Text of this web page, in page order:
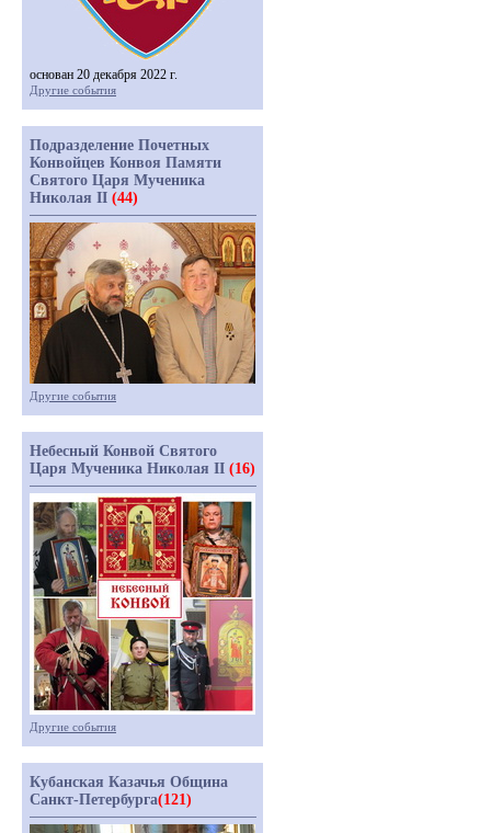
основан 20 декабря 2022 г.
Другие события
Подразделение Почетных
Конвойцев Конвоя Памяти
Святого Царя Мученика
Николая II (44)
Другие события
Небесный Конвой Святого
Царя Мученика Николая II (16)
Другие события
Кубанская Казачья Община
Санкт-Петербурга(121)